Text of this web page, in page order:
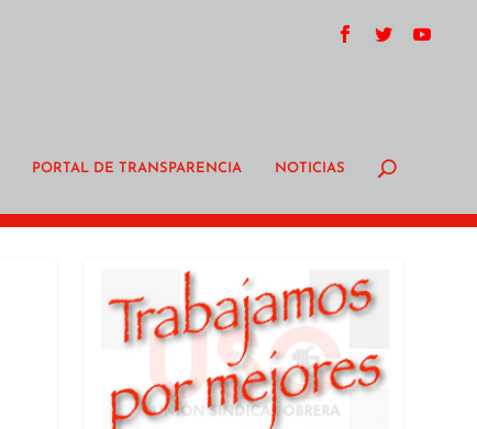
PORTAL DE TRANSPARENCIA NOTICIAS